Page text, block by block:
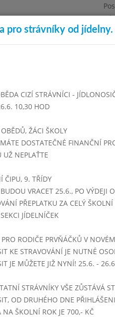
Pradědem, okres Bruntál,
Pondělí 1. 3. 2021 (11:15 - 14:00)
Úterý 2. 3. 2021 (11:15 - 14:00)
Středa 3. 3. 2021 (11:15 - 14:00)
NEVAŘÍ
Čtvrtek 4. 3. 2021 (11:15 - 14:00)
NEVAŘÍ
pro strávníky od jídelny.
CIZÍ STRÁVNÍCI -
10,30 HOD
ŽÁCI ŠKOLY
DOSTATEČNÉ FINANČNÍ
UŽ NEPLAŤTE
ČIPU, 9. TŘÍDY
VRACET 25.6., PO VÝDEJI
PŘEPLATKU ZA CELÝ
JÍDELNÍČEK
PRO RODIČE PRVŇÁČKŮ V
KE STRAVOVÁNÍ JE NUTNÉ
JE MŮŽETE JIŽ NYNÍ! 25.6. -
STRÁVNÍKY VŠE ZŮSTÁVÁ
OD DRUHÉHO DNE
NA ŠKOLNÍ ROK JE 700,- KČ